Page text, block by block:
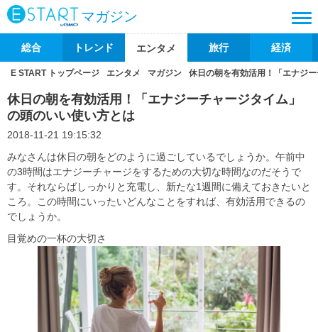
マガジン
総合 トレンド エンタメ 旅行 経済
E START トップページ エンタメ マガジン 休日の朝を有効活用！「エナジ
休日の朝を有効活用！「エナジーチャージタイム」
の頭のいい使い方とは
2018-11-21 19:15:32
みなさんは休日の朝をどのように過ごしているでしょうか。午前中
の3時間はエナジーチャージをするための大切な時間なのだそうで
す。それならばしっかりと充電し、新たな1週間に備えておきたいと
ころ。この時間にいったいどんなことをすれば、有効活用できるの
でしょうか。
目覚めの一杯の大切さ